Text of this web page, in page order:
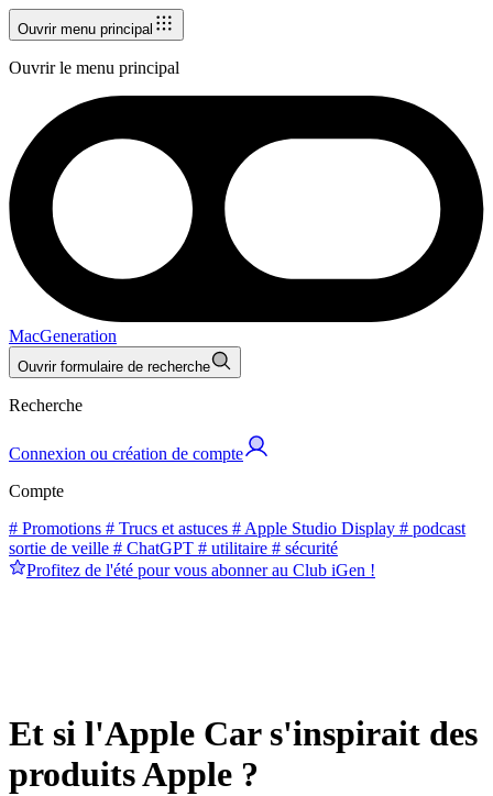
Ouvrir menu principal
Ouvrir le menu principal
MacGeneration
Ouvrir formulaire de recherche
Recherche
Connexion ou création de compte
Compte
# Promotions # Trucs et astuces # Apple Studio Display # podcast
sortie de veille # ChatGPT # utilitaire # sécurité
Profitez de l'été pour vous abonner au Club iGen !
Et si l'Apple Car s'inspirait des
produits Apple ?